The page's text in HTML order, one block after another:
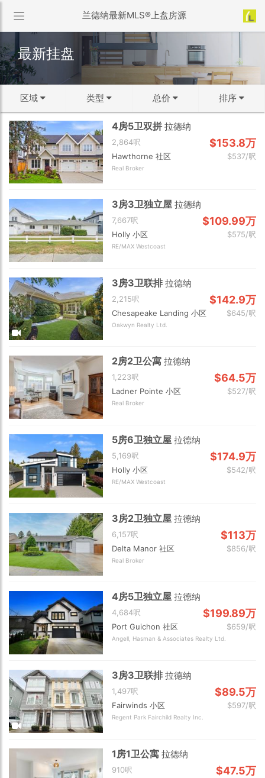
兰德纳最新MLS®上盘房源
最新挂盘
区域 类型 总价 排序
区域选择
温市中心 温西
西温
列治文 新西敏
白石 高贵林
高贵林港
阿伯茨福 枫树岭
米逊 奇利瓦克 斯阔米什
威斯勒
类型选择
公寓 联排
独立屋
确定
价格范围
50万以下 50-75万 75-100万
100-150万
300-500万 500-1000万 1000万以上
确定
↻ 默认排序
↓ 最近更新
↓ 房龄从新到旧
↑ 价格从低到高
↓ 价格从高到低
↓ 面积从大到小
↓ 卧室从多到少
↑ 卧室从少到多
↓ 最新发布
4房5卫双拼拉德纳
2,864呎 $153.8万
Hawthorne 社区 $537/呎
Real Broker
3房3卫独立屋拉德纳
7,667呎 $109.99万
Holly 小区 $575/呎
RE/MAX Westcoast
3房3卫联排拉德纳
2,215呎 $142.9万
Chesapeake Landing 小区 $645/呎
Oakwyn Realty Ltd.
2房2卫公寓拉德纳
1,223呎 $64.5万
Ladner Pointe 小区 $527/呎
Real Broker
5房6卫独立屋拉德纳
5,169呎 $174.9万
Holly 小区 $542/呎
RE/MAX Westcoast
3房2卫独立屋拉德纳
6,157呎 $113万
Delta Manor 社区 $856/呎
Real Broker
4房5卫独立屋拉德纳
4,684呎 $199.89万
Port Guichon 社区 $659/呎
Angell, Hasman & Associates Realty Ltd.
3房3卫联排拉德纳
1,497呎 $89.5万
Fairwinds 小区 $597/呎
Regent Park Fairchild Realty Inc.
1房1卫公寓拉德纳
910呎 $47.5万